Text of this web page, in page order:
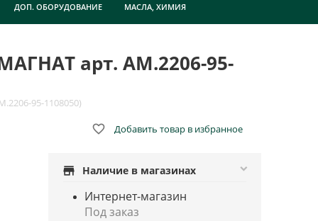
ДОП. ОБОРУДОВАНИЕ МАСЛА, ХИМИЯ
арт. AM.2206-95-
95-1108050)
 Добавить товар в избранное
store Наличие в магазинах
Интернет-магазин
Под заказ